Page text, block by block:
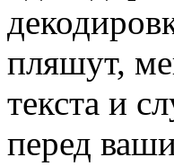
пляшут,
текста и
перед